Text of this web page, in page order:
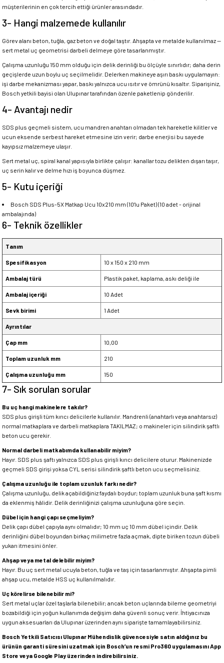
müşterilerinin en çok tercih ettiği ürünler arasındadır.
3- Hangi malzemede kullanılır
Görev alanı beton, tuğla, gaz beton ve doğal taştır. Ahşapta ve metalde kullanılmaz —
sert metal uç geometrisi darbeli delmeye göre tasarlanmıştır.
Çalışma uzunluğu 150 mm olduğu için delik derinliği bu ölçüyle sınırlıdır; daha derin
geçişlerde uzun boylu uç seçilmelidir. Delerken makineye aşırı baskı uygulamayın:
işi darbe mekanizması yapar, baskı yalnızca ucu ısıtır ve ömrünü kısaltır. Siparişiniz,
Bosch yetkili bayisi olan Ulupınar tarafından özenle paketlenip gönderilir.
4- Avantajı nedir
SDS plus geçmeli sistem, ucu mandren anahtarı olmadan tek hareketle kilitler ve
ucun eksende serbest hareket etmesine izin verir; darbe enerjisi bu sayede
kayıpsız malzemeye ulaşır.
Sert metal uç, spiral kanal yapısıyla birlikte çalışır: kanallar tozu delikten dışarı taşır,
uç serin kalır ve delme hızı iş boyunca düşmez.
5- Kutu içeriği
Bosch SDS Plus-5X Matkap Ucu 10x210 mm (10'lu Paket) (10 adet - orijinal
ambalajında)
6- Teknik özellikler
Tanım
Spesifikasyon 10 x 150 x 210 mm
Ambalaj türü Plastik paket, kaplama, askı deliği ile
Ambalaj içeriği 10 Adet
Sevk birimi 1 Adet
Ayrıntılar
Çap mm 10,00
Toplam uzunluk mm 210
Çalışma uzunluğu mm 150
7- Sık sorulan sorular
Bu uç hangi makinelere takılır?
SDS plus girişli tüm kırıcı delicilerle kullanılır. Mandrenli (anahtarlı veya anahtarsız)
normal matkaplara ve darbeli matkaplara TAKILMAZ; o makineler için silindirik şaftlı
beton ucu gerekir.
Normal darbeli matkabımda kullanabilir miyim?
Hayır. SDS plus şaftı yalnızca SDS plus girişli kırıcı delicilere oturur. Makinenizde
geçmeli SDS girişi yoksa CYL serisi silindirik şaftlı beton ucu seçmelisiniz.
Çalışma uzunluğu ile toplam uzunluk farkı nedir?
Çalışma uzunluğu, delik açabildiğiniz faydalı boydur; toplam uzunluk buna şaft kısmı
da eklenmiş hâlidir. Delik derinliğinizi çalışma uzunluğuna göre seçin.
Dübel için hangi çapı seçmeliyim?
Delik çapı dübel çapıyla aynı olmalıdır; 10 mm uç 10 mm dübel içindir. Delik
derinliğini dübel boyundan birkaç milimetre fazla açmak, dipte biriken tozun dübeli
yukarı itmesini önler.
Ahşap veya metal delebilir miyim?
Hayır. Bu uç sert metal ucuyla beton, tuğla ve taş için tasarlanmıştır. Ahşapta pimli
ahşap ucu, metalde HSS uç kullanılmalıdır.
Uç körelirse bilenebilir mi?
Sert metal uçlar özel taşlarla bilenebilir; ancak beton uçlarında bileme geometriyi
bozabildiği için yoğun kullanımda değişim daha güvenli sonuç verir. İhtiyacınıza
uygun aksesuarları da Ulupınar üzerinden aynı siparişte tamamlayabilirsiniz.
Bosch Yetkili Satıcısı Ulupınar Mühendislik güvencesiyle satın aldığınız bu
ürünün garanti süresini uzatmak için Bosch’un resmi Pro360 uygulamasını App
Store veya Google Play üzerinden indirebilirsiniz.